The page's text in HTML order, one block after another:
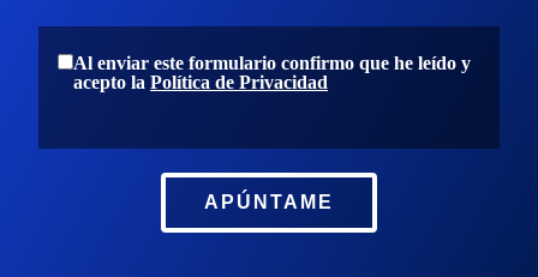
Al enviar este formulario confirmo que he leído y
acepto laPolítica de Privacidad
APÚNTAME